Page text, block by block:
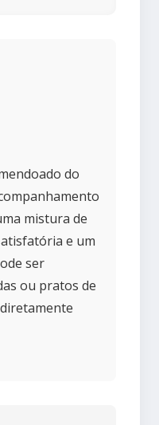
do
mistura de
e um
ser
ou pratos de